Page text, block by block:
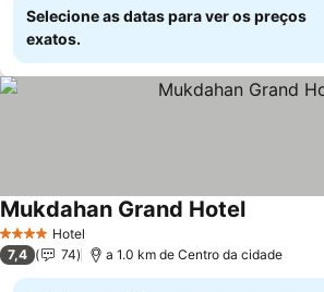
Selecione as datas para ver os preços
exatos.
4 EstrelasHotel
Mukdahan Grand HotelVer preços
7,4 74 a 1.0 km de Centro da cidade